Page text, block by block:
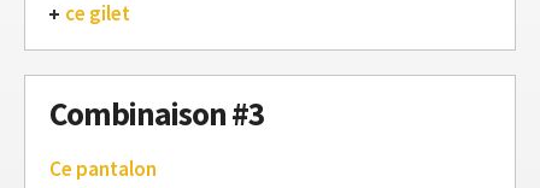
ce gilet
Combinaison #3
Ce pantalon